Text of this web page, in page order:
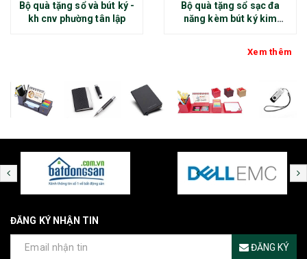
Bộ quà tặng sổ và bút ký -
kh cnv phường tân lập
Bộ quà tặng sổ sạc đa
năng kèm bút ký kim
Xem thêm
ĐĂNG KÝ NHẬN TIN
ĐĂNG KÝ